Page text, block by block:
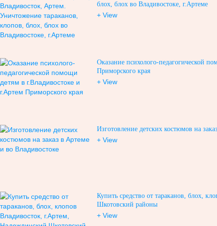
блох, блох во Владивостоке, г.Артеме
+ View
Оказание психолого-педагогической
Приморского края
+ View
Изготовление детских костюмов на
+ View
Купить средство от тараканов, блох,
Шкотовский районы
+ View